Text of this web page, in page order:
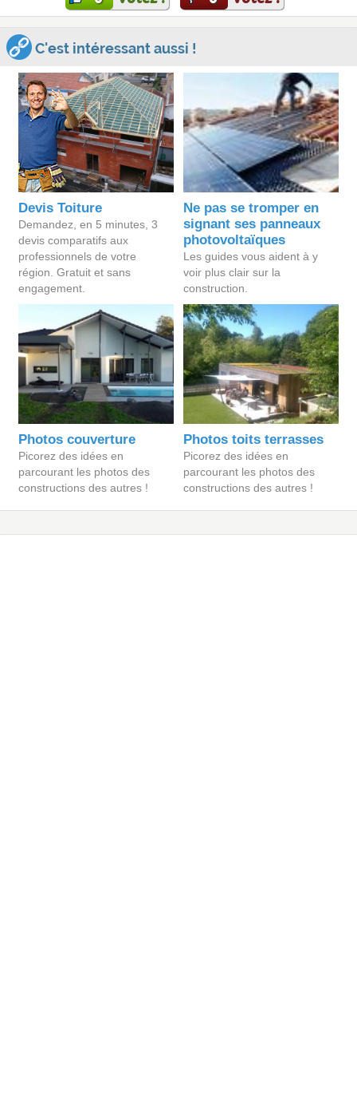
C'est intéressant aussi !
Devis Toiture
Demandez, en 5 minutes, 3
devis comparatifs aux
professionnels de votre
région. Gratuit et sans
engagement.
Ne pas se tromper en
signant ses panneaux
photovoltaïques
Les guides vous aident à y
voir plus clair sur la
construction.
Photos couverture
Picorez des idées en
parcourant les photos des
constructions des autres !
Photos toits terrasses
Picorez des idées en
parcourant les photos des
constructions des autres !